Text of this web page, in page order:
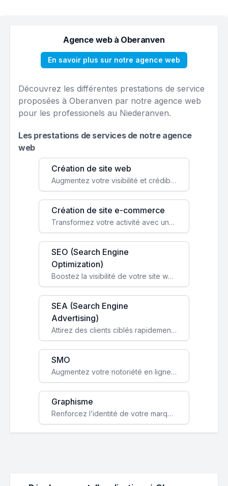
Agence web à Oberanven
En savoir plus sur notre agence web
Découvrez les différentes prestations de service
proposées à Oberanven par notre agence web
pour les professionels au Niederanven.
Les prestations de services de notre agence
web
Création de site web
Augmentez votre visibilité et crédibilité en ligne avec un site web performant, conçu pour attirer plus de clients.
Création de site e-commerce
Transformez votre activité avec une boutique en ligne, accessible à l'échelle mondiale 24/7.
SEO (Search Engine
Optimization)
Boostez la visibilité de votre site web sur Google et attirez du trafic qualifié grâce à nos stratégies SEO.
SEA (Search Engine
Advertising)
Attirez des clients ciblés rapidement avec des campagnes publicitaires payantes optimisées pour vos objectifs.
SMO
Augmentez votre notoriété en ligne et stimulez la croissance de votre entreprise grâce à une stratégie sociale sur mesure.
Graphisme
Renforcez l’identité de votre marque avec un design unique qui capte l’attention et engage vos clients.